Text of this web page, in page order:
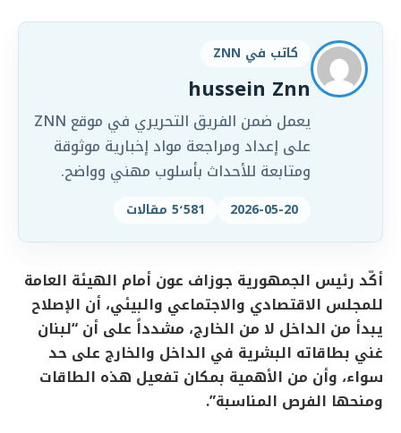
كاتب في ZNN
hussein Znn
يعمل ضمن الفريق التحريري في موقع ZNN
على إعداد ومراجعة مواد إخبارية موثوقة
ومتابعة للأحداث بأسلوب مهني وواضح.
2026-05-20 5٬581 مقالات
أكّد رئيس الجمهورية جوزاف عون أمام الهيئة العامة
للمجلس الاقتصادي والاجتماعي والبيئي، أن الإصلاح
يبدأ من الداخل لا من الخارج، مشدداً على أن “لبنان
غني بطاقاته البشرية في الداخل والخارج على حد
سواء، وأن من الأهمية بمكان تفعيل هذه الطاقات
ومنحها الفرص المناسبة”.